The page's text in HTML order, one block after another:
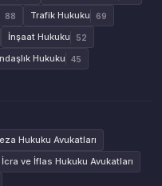
88 Trafik Hukuku 69
İnşaat Hukuku 52
Hukuku 45
Hukuku Avukatları
ve İflas Hukuku Avukatları